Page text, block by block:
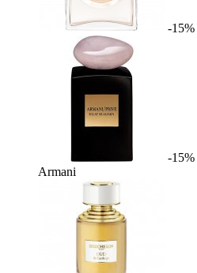
-15%
-15%
Armani